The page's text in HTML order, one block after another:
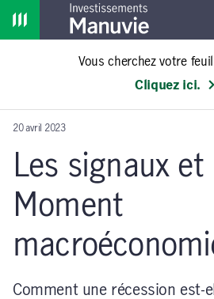
Home
Vous cherchez votre
Cliquez ici.
20 avril 2023
Les signaux
Moment
Comment une récession est-